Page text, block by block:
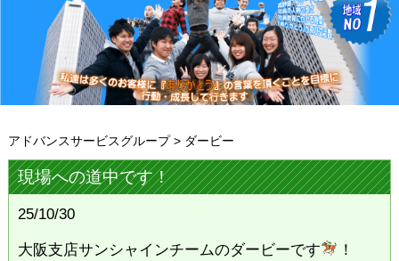
アドバンスサービスグループ> ダービー
現場への道中です！
25/10/30
大阪支店サンシャインチームのダービーです
！